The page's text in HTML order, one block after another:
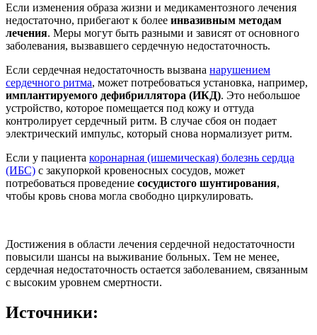
Если изменения образа жизни и медикаментозного лечения
недостаточно, прибегают к более инвазивным методам
лечения. Меры могут быть разными и зависят от основного
заболевания, вызвавшего сердечную недостаточность.
Если сердечная недостаточность вызвана нарушением
сердечного ритма, может потребоваться установка, например,
имплантируемого дефибриллятора (ИКД). Это небольшое
устройство, которое помещается под кожу и оттуда
контролирует сердечный ритм. В случае сбоя он подает
электрический импульс, который снова нормализует ритм.
Если у пациента коронарная (ишемическая) болезнь сердца
(ИБС) с закупоркой кровеносных сосудов, может
потребоваться проведение сосудистого шунтирования,
чтобы кровь снова могла свободно циркулировать.
Достижения в области лечения сердечной недостаточности
повысили шансы на выживание больных. Тем не менее,
сердечная недостаточность остается заболеванием, связанным
с высоким уровнем смертности.
Источники: